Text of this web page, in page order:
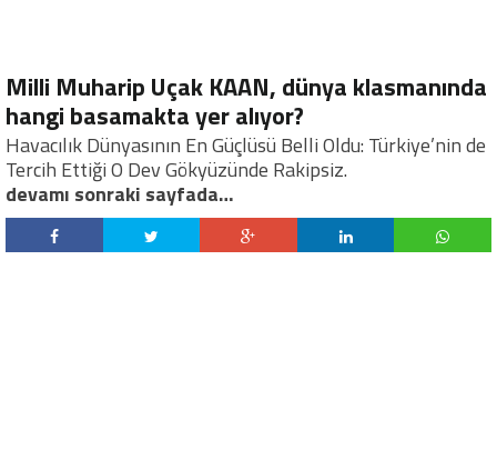
Milli Muharip Uçak KAAN, dünya klasmanında
hangi basamakta yer alıyor?
Havacılık Dünyasının En Güçlüsü Belli Oldu: Türkiye’nin de
Tercih Ettiği O Dev Gökyüzünde Rakipsiz.
devamı sonraki sayfada…